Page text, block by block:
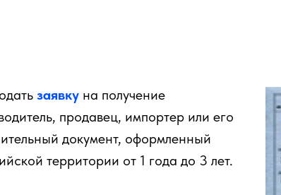
заявку на получение
продавец, импортер или его
документ, оформленный
территории от 1 года до 3 лет.